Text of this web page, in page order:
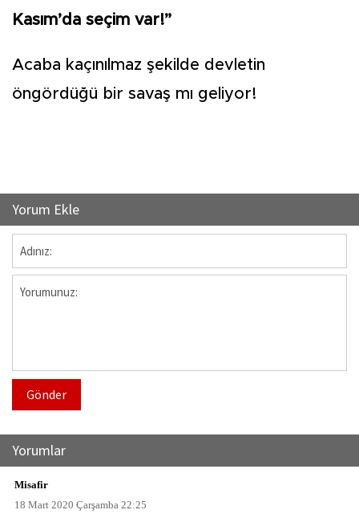
Kasım’da seçim var!”
Acaba kaçınılmaz şekilde devletin
öngördüğü bir savaş mı geliyor!
Yorum Ekle
Gönder
Yorumlar
Misafir
18 Mart 2020 Çarşamba 22:25